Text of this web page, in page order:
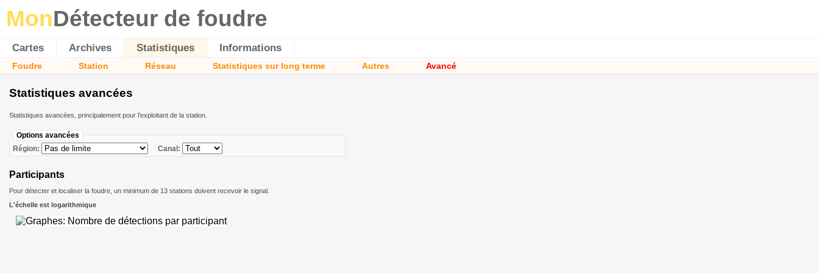
MonDétecteur de foudre
Cartes Archives Statistiques Informations
Foudre Station Réseau Statistiques sur long terme Autres Avancé
Statistiques avancées
Statistiques avancées, principalement pour l'exploitant de la station.
Options avancées
Région:
Canal:
Participants
Pour détecter et localiser la foudre, un minimum de 13 stations doivent recevoir le signal.
L'échelle est logarithmique